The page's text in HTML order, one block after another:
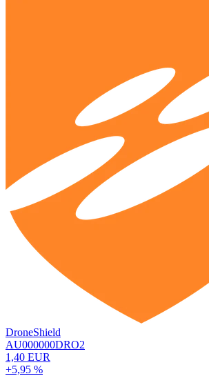
DroneShield
AU000000DRO2
1,40 EUR
+5,95 %